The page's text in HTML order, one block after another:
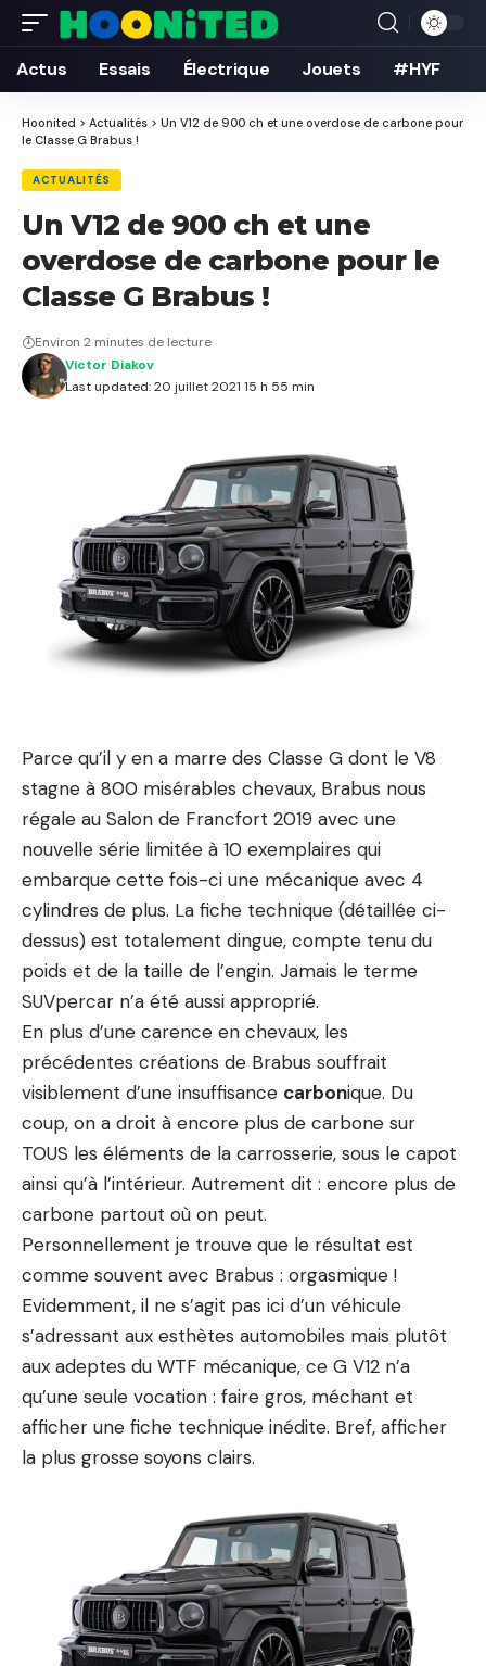
Actus Essais Électrique Jouets #HYF
Hoonited > Actualités > Un V12 de 900 ch et une overdose de carbone pour
le Classe G Brabus !
ACTUALITÉS
Un V12 de 900 ch et une
overdose de carbone pour le
Classe G Brabus !
Last updated: 20 juillet 2021 15 h 55 min
Victor Diakov
Environ 2 minutes de lecture
Parce qu’il y en a marre des Classe G dont le V8
stagne à 800 misérables chevaux, Brabus nous
régale au Salon de Francfort 2019 avec une
nouvelle série limitée à 10 exemplaires qui
embarque cette fois-ci une mécanique avec 4
cylindres de plus. La fiche technique (détaillée ci-
dessus) est totalement dingue, compte tenu du
poids et de la taille de l’engin. Jamais le terme
SUVpercar n’a été aussi approprié.
En plus d’une carence en chevaux, les
précédentes créations de Brabus souffrait
visiblement d’une insuffisance carbonique. Du
coup, on a droit à encore plus de carbone sur
TOUS les éléments de la carrosserie, sous le capot
ainsi qu’à l’intérieur. Autrement dit : encore plus de
carbone partout où on peut.
Personnellement je trouve que le résultat est
comme souvent avec Brabus : orgasmique !
Evidemment, il ne s’agit pas ici d’un véhicule
s’adressant aux esthètes automobiles mais plutôt
aux adeptes du WTF mécanique, ce G V12 n’a
qu’une seule vocation : faire gros, méchant et
afficher une fiche technique inédite. Bref, afficher
la plus grosse soyons clairs.